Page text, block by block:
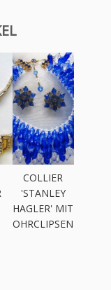
COLLIER
'STANLEY
HAGLER' MIT
OHRCLIPSEN